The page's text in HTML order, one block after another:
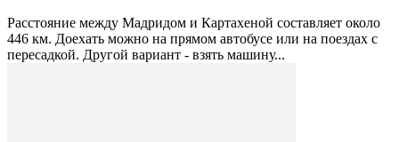
Расстояние между Мадридом и Картахеной составляет около
446 км. Доехать можно на прямом автобусе или на поездах с
пересадкой. Другой вариант - взять машину...